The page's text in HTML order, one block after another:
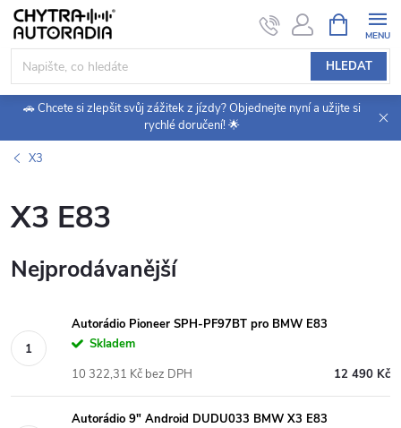
Přejít
obsah
HLEDAT
NÁKUPNÍ
KOŠÍK
🚗 Chcete si zlepšit svůj zážitek z jízdy? Objednejte nyní a užijte si
rychlé doručení! 🌟
X3
X3 E83
Nejprodávanější
Autorádio Pioneer SPH-PF97BT pro BMW E83
Skladem
12 490 Kč
10 322,31 Kč bez DPH
Autorádio 9" Android DUDU033 BMW X3 E83